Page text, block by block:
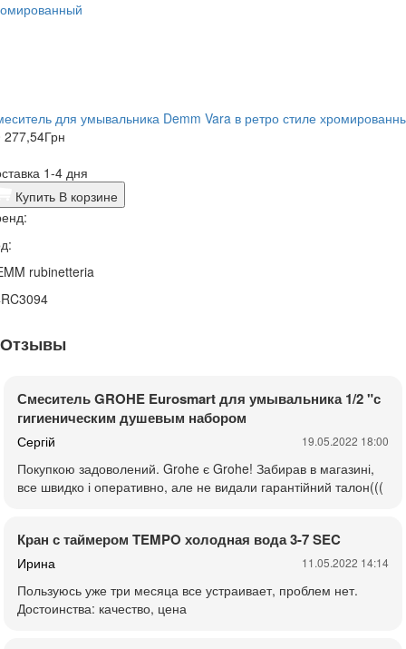
для умывальника Demm Vara в ретро стиле
277,54Грн
1-4 дня
Купить В корзине
rubinetteria
Отзывы
Смеситель GROHE Eurosmart для умывальника 1/2 "с
гигиеническим душевым набором
Сергій 19.05.2022 18:00
Покупкою задоволений. Grohe є Grohe! Забирав в магазині,
все швидко і оперативно, але не видали гарантійний талон(((
Кран с таймером TEMPO холодная вода 3-7 SEC
Ирина 11.05.2022 14:14
Пользуюсь уже три месяца все устраивает, проблем нет.
Достоинства: качество, цена